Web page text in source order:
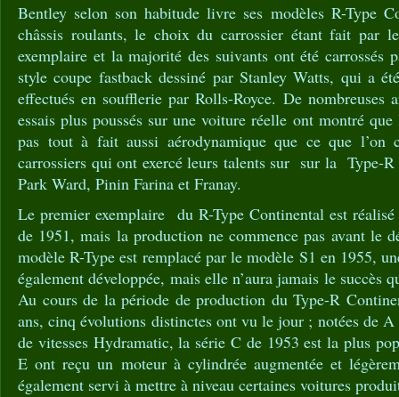
Bentley selon son habitude livre ses modèles R-Type
châssis roulants, le choix du carrossier étant fait par
exemplaire et la majorité des suivants ont été carrossés
style coupe fastback dessiné par Stanley Watts, qui a
effectués en soufflerie par Rolls-Royce. De nombreuses
essais plus poussés sur une voiture réelle ont montré
pas tout à fait aussi aérodynamique que ce que l’on
carrossiers qui ont exercé leurs talents sur sur la Type-
Park Ward, Pinin Farina et Franay.
Le premier exemplaire du R-Type Continental est
de 1951, mais la production ne commence pas avant le
modèle R-Type est remplacé par le modèle S1 en 1955,
également développée, mais elle n’aura jamais le succès
Au cours de la période de production du Type-R
ans, cinq évolutions distinctes ont vu le jour ; notées de
de vitesses Hydramatic, la série C de 1953 est la plus
E ont reçu un moteur à cylindrée augmentée et
également servi à mettre à niveau certaines voitures